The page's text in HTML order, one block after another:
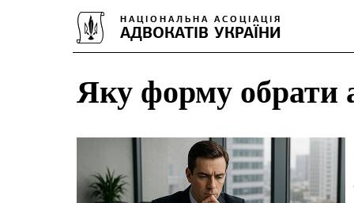
Яку форму обрати